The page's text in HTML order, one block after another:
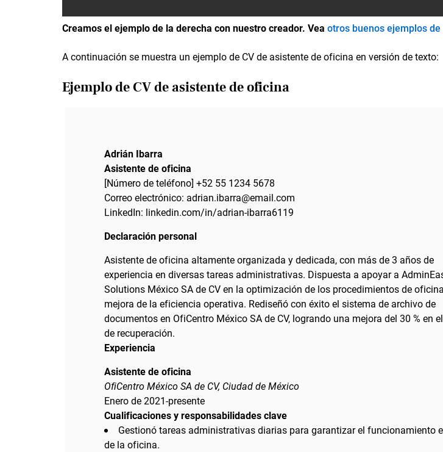
Creamos el ejemplo de la derecha con nuestro creador. Vea otros buenos ejemplos de
A continuación se muestra un ejemplo de CV de asistente de oficina en versión de texto:
Ejemplo de CV de asistente de oficina
Adrián Ibarra
Asistente de oficina
[Número de teléfono] +52 55 1234 5678
Correo electrónico: adrian.ibarra@email.com
LinkedIn: linkedin.com/in/adrian-ibarra6119
Declaración personal
Asistente de oficina altamente organizada y dedicada, con más de 3 años de
experiencia en diversas tareas administrativas. Dispuesta a apoyar a
Solutions México SA de CV en la optimización de los procedimientos de
mejora de la eficiencia operativa. Rediseñó con éxito el sistema de archivo de
documentos en OfiCentro México SA de CV, logrando una mejora del 30 % en
de recuperación.
Experiencia
Asistente de oficina
OfiCentro México SA de CV, Ciudad de México
Enero de 2021-presente
Cualificaciones y responsabilidades clave
Gestionó tareas administrativas diarias para garantizar el funcionamiento
de la oficina.